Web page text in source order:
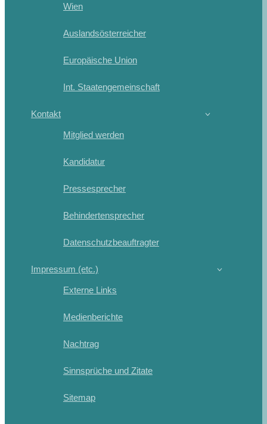
Wien
Auslandsösterreicher
Europäische Union
Int. Staatengemeinschaft
Kontakt
Mitglied werden
Kandidatur
Pressesprecher
Behindertensprecher
Datenschutzbeauftragter
Impressum (etc.)
Externe Links
Medienberichte
Nachtrag
Sinnsprüche und Zitate
Sitemap